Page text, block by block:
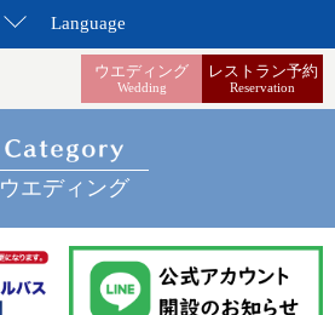
ウエディング
Wedding
レストラン予約
Reservation
Language
ウエディング